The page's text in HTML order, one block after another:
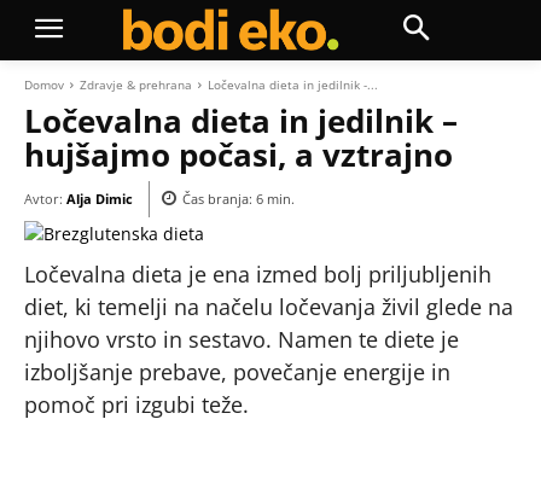
Domov Zdravje & prehrana Ločevalna dieta in jedilnik -...
Ločevalna dieta in jedilnik –
hujšajmo počasi, a vztrajno
Avtor: Alja Dimic Čas branja: 6 min.
Ločevalna dieta je ena izmed bolj priljubljenih
diet, ki temelji na načelu ločevanja živil glede na
njihovo vrsto in sestavo. Namen te diete je
izboljšanje prebave, povečanje energije in
pomoč pri izgubi teže.